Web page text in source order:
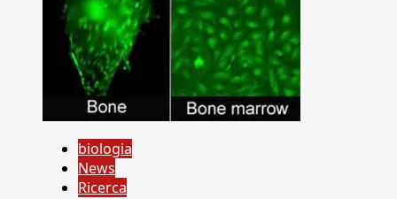
biologia
News
Ricerca